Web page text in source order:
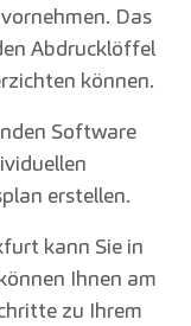
Das
Abdrucklöffel
können.
Software
erstellen.
kann Sie in
Ihnen am
zu Ihrem